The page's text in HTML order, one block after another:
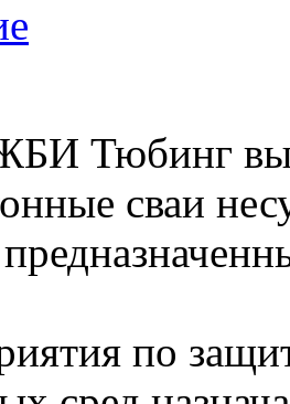
Тюбинг
сваи
по